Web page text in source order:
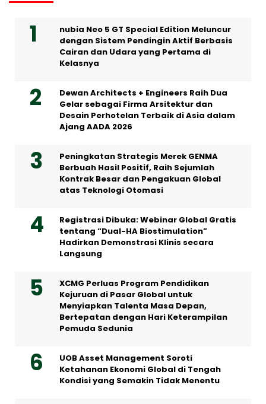
nubia Neo 5 GT Special Edition Meluncur
dengan Sistem Pendingin Aktif Berbasis
Cairan dan Udara yang Pertama di
Kelasnya
Dewan Architects + Engineers Raih Dua
Gelar sebagai Firma Arsitektur dan
Desain Perhotelan Terbaik di Asia dalam
Ajang AADA 2026
Peningkatan Strategis Merek GENMA
Berbuah Hasil Positif, Raih Sejumlah
Kontrak Besar dan Pengakuan Global
atas Teknologi Otomasi
Registrasi Dibuka: Webinar Global Gratis
tentang “Dual-HA Biostimulation”
Hadirkan Demonstrasi Klinis secara
Langsung
XCMG Perluas Program Pendidikan
Kejuruan di Pasar Global untuk
Menyiapkan Talenta Masa Depan,
Bertepatan dengan Hari Keterampilan
Pemuda Sedunia
UOB Asset Management Soroti
Ketahanan Ekonomi Global di Tengah
Kondisi yang Semakin Tidak Menentu